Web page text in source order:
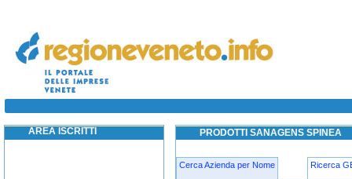
prodotti sanagens spinea
AREA ISCRITTI PRODOTTI SANAGENS SPINEA
Cerca Azienda per Nome Ricerca